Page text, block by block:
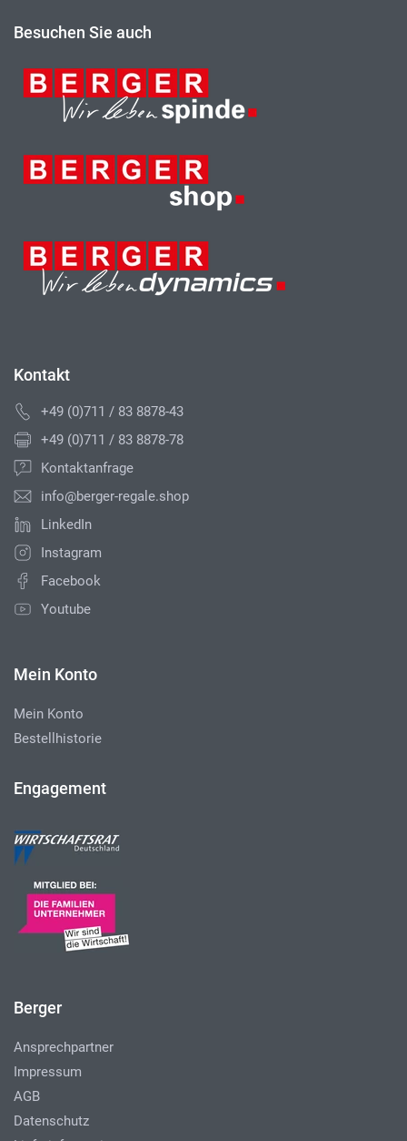
Besuchen Sie auch
Kontakt
+49 (0)711 / 83 8878-43
+49 (0)711 / 83 8878-78
Kontaktanfrage
info@berger-regale.shop
LinkedIn
Instagram
Facebook
Youtube
Mein Konto
Mein Konto
Bestellhistorie
Engagement
Berger
Ansprechpartner
Impressum
AGB
Datenschutz